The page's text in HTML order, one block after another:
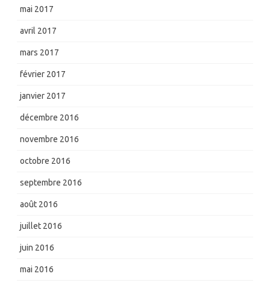
mai 2017
avril 2017
mars 2017
février 2017
janvier 2017
décembre 2016
novembre 2016
octobre 2016
septembre 2016
août 2016
juillet 2016
juin 2016
mai 2016